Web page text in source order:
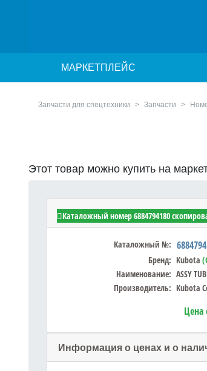
МАРКЕТПЛЕЙС
Запчасти для спецтехники Запчасти
Этот товар можно купить на
Kubota 6884794180 - ASSY
Каталожный №:
Бренд: Kubota
Наименование: ASSY
Производитель: Kubota
Цена
Каталожный номер 6884794180
Информация о ценах и о